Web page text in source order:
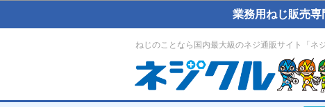
業務用ねじ販売
ねじのことなら国内最大級のネジ通販サイト「ネ